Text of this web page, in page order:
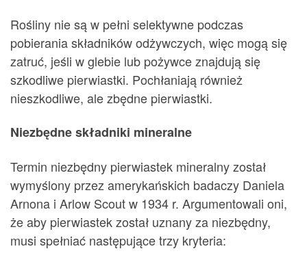
Rośliny nie są w pełni selektywne podczas
pobierania składników odżywczych, więc mogą się
zatruć, jeśli w glebie lub pożywce znajdują się
szkodliwe pierwiastki. Pochłaniają również
nieszkodliwe, ale zbędne pierwiastki.
Niezbędne składniki mineralne
Termin niezbędny pierwiastek mineralny został
wymyślony przez amerykańskich badaczy Daniela
Arnona i Arlow Scout w 1934 r. Argumentowali oni,
że aby pierwiastek został uznany za niezbędny,
musi spełniać następujące trzy kryteria: